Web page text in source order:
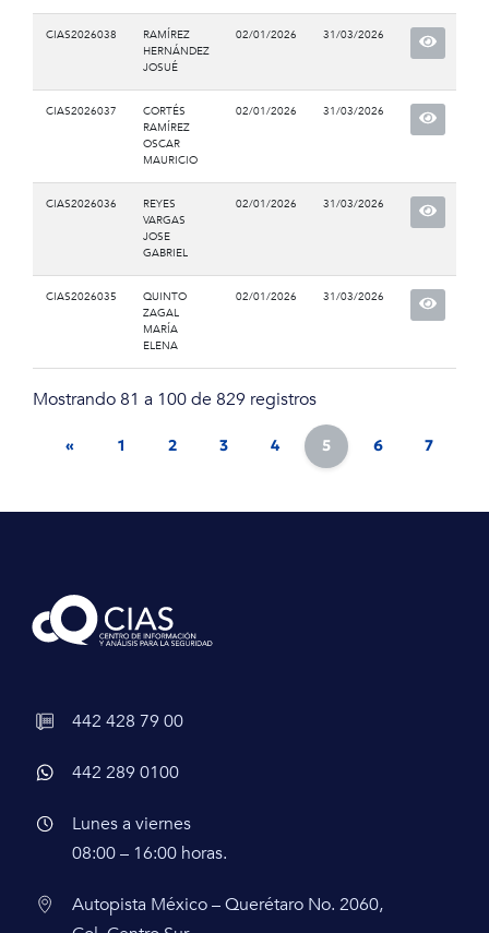
CIAS2026038
RAMÍREZ
HERNÁNDEZ
JOSUÉ
02/01/2026 31/03/2026
CIAS2026037
CORTÉS
RAMÍREZ
OSCAR
MAURICIO
02/01/2026 31/03/2026
CIAS2026036
REYES
VARGAS
JOSE
GABRIEL
02/01/2026 31/03/2026
CIAS2026035
QUINTO
ZAGAL
MARÍA
ELENA
02/01/2026 31/03/2026
Mostrando 81 a 100 de 829 registros
« 1 2 3 4 5 6 7
442 428 79 00
442 289 0100
Lunes a viernes
08:00 – 16:00 horas.
Autopista México – Querétaro No. 2060,